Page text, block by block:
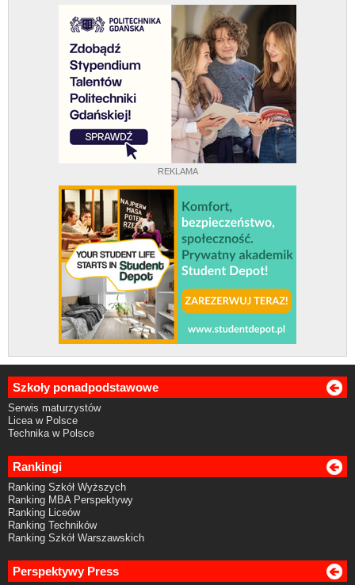
REKLAMA
Szkoły ponadpodstawowe
Serwis maturzystów
Licea w Polsce
Technika w Polsce
Rankingi
Ranking Szkół Wyższych
Ranking MBA Perspektywy
Ranking Liceów
Ranking Techników
Ranking Szkół Warszawskich
Perspektywy Press